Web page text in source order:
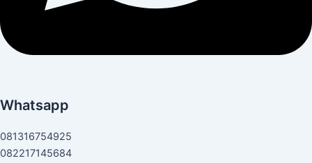
Whatsapp
081316754925
082217145684